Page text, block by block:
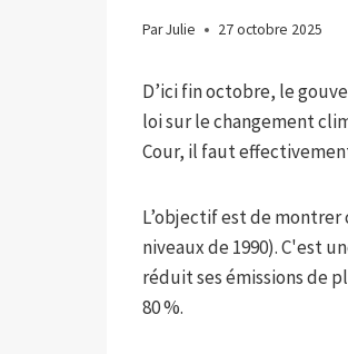
ParJulie 27 octobre 2025
D’ici fin octobre, le
loi sur le changement
Cour, il faut
L’objectif est de montrer
niveaux de 1990). C'est
réduit ses émissions de
80 %.